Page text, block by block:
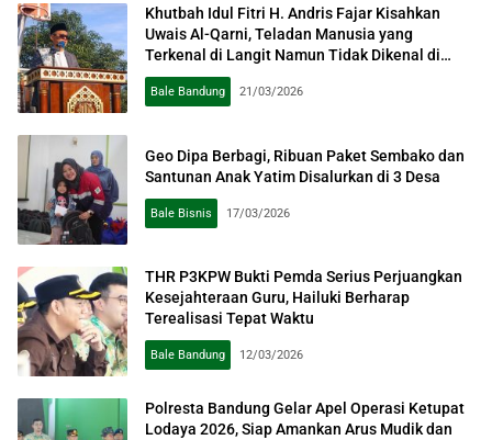
Khutbah Idul Fitri H. Andris Fajar Kisahkan
Uwais Al-Qarni, Teladan Manusia yang
Terkenal di Langit Namun Tidak Dikenal di
Bumi
Bale Bandung 21/03/2026
Geo Dipa Berbagi, Ribuan Paket Sembako dan
Santunan Anak Yatim Disalurkan di 3 Desa
Bale Bisnis 17/03/2026
THR P3KPW Bukti Pemda Serius Perjuangkan
Kesejahteraan Guru, Hailuki Berharap
Terealisasi Tepat Waktu
Bale Bandung 12/03/2026
Polresta Bandung Gelar Apel Operasi Ketupat
Lodaya 2026, Siap Amankan Arus Mudik dan